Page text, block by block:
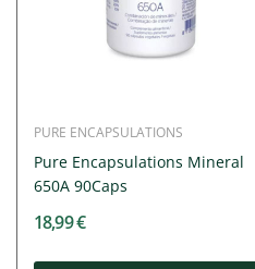
PURE ENCAPSULATIONS
Pure Encapsulations Mineral
650A 90Caps
18,99 €